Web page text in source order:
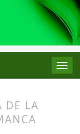
Reseñas bibliográficas
DE LA